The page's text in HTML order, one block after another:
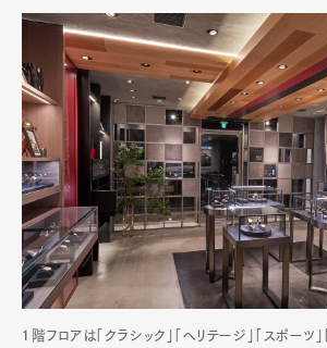
１階フロアは「クラシック」「ヘリテージ」「スポーツ